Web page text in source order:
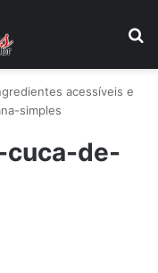
acessíveis e
simples
de-